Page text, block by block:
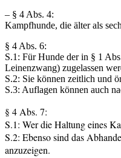
– § 4 Abs. 4:
Kampfhunde, die älter als
§ 4 Abs. 6:
S.1: Für Hunde der in § 1
Leinenzwang) zugelassen
S.2: Sie können zeitlich und
S.3: Auflagen können auch
§ 4 Abs. 7:
S.1: Wer die Haltung eines
S.2: Ebenso sind das
anzuzeigen.